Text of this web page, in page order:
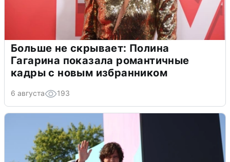
Больше не скрывает: Полина
Гагарина показала романтичные
кадры с новым избранником
6 августа 193